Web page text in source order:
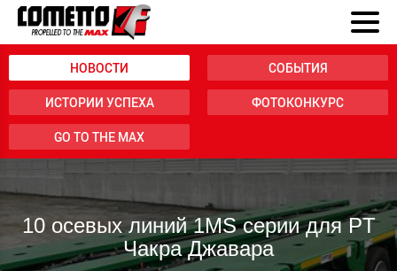
НОВОСТИ СОБЫТИЯ
ИСТОРИИ УСПЕХА ФОТОКОНКУРС
GO TO THE MAX
10 осевых линий 1MS серии для PT
Чакра Джавара